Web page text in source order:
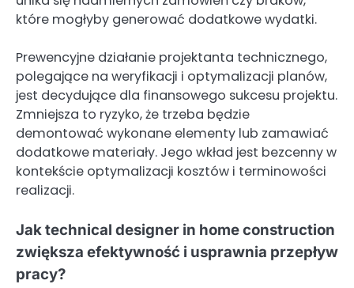
które mogłyby generować dodatkowe wydatki.
Prewencyjne działanie projektanta technicznego,
polegające na weryfikacji i optymalizacji planów,
jest decydujące dla finansowego sukcesu projektu.
Zmniejsza to ryzyko, że trzeba będzie
demontować wykonane elementy lub zamawiać
dodatkowe materiały. Jego wkład jest bezcenny w
kontekście optymalizacji kosztów i terminowości
realizacji.
Jak technical designer in home construction
zwiększa efektywność i usprawnia przepływ
pracy?